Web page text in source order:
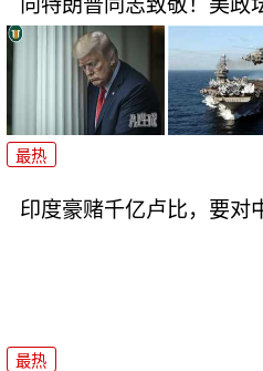
向特朗普同志致敬！美政
最热
印度豪赌千亿卢比，要对
最热